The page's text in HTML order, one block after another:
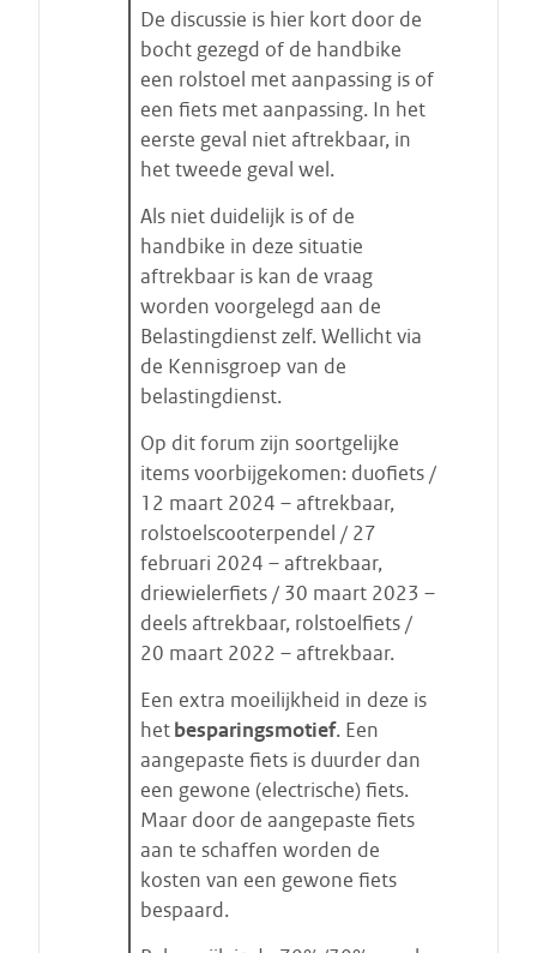
a
a
t
s
t
a
t
e
n
De discussie is hier kort door de
bocht gezegd of de handbike
een rolstoel met aanpassing is of
een fiets met aanpassing. In het
eerste geval niet aftrekbaar, in
het tweede geval wel.
Als niet duidelijk is of de
handbike in deze situatie
aftrekbaar is kan de vraag
worden voorgelegd aan de
Belastingdienst zelf. Wellicht via
de Kennisgroep van de
belastingdienst.
Op dit forum zijn soortgelijke
items voorbijgekomen: duofiets /
12 maart 2024 – aftrekbaar,
rolstoelscooterpendel / 27
februari 2024 – aftrekbaar,
driewielerfiets / 30 maart 2023 –
deels aftrekbaar, rolstoelfiets /
20 maart 2022 – aftrekbaar.
Een extra moeilijkheid in deze is
hetbesparingsmotief. Een
aangepaste fiets is duurder dan
een gewone (electrische) fiets.
Maar door de aangepaste fiets
aan te schaffen worden de
kosten van een gewone fiets
bespaard.